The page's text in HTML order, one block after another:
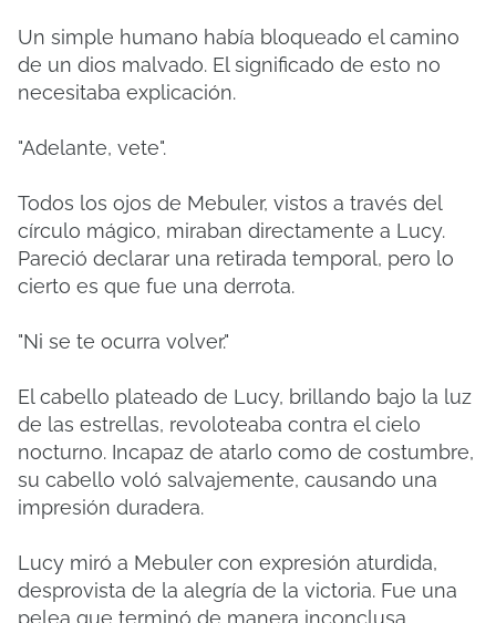
Un simple humano había bloqueado el camino
de un dios malvado. El significado de esto no
necesitaba explicación.
"Adelante, vete".
Todos los ojos de Mebuler, vistos a través del
círculo mágico, miraban directamente a Lucy.
Pareció declarar una retirada temporal, pero lo
cierto es que fue una derrota.
"Ni se te ocurra volver."
El cabello plateado de Lucy, brillando bajo la luz
de las estrellas, revoloteaba contra el cielo
nocturno. Incapaz de atarlo como de costumbre,
su cabello voló salvajemente, causando una
impresión duradera.
Lucy miró a Mebuler con expresión aturdida,
desprovista de la alegría de la victoria. Fue una
pelea que terminó de manera inconclusa,